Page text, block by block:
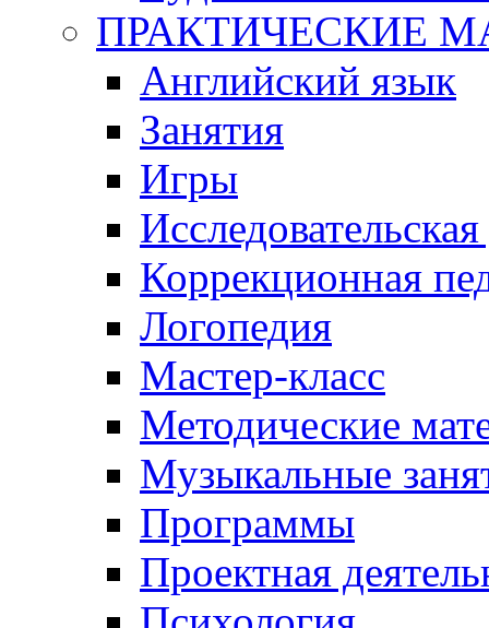
ПРАКТИЧЕСКИЕ
Английский язык
Занятия
Игры
Коррекционная
Логопедия
Мастер-класс
Методические
Музыкальные
Программы
Проектная